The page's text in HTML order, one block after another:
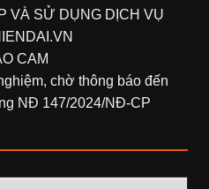
VÀ SỬ DỤNG DỊCH VỤ
CAM
chờ thông báo đến
NĐ 147/2024/NĐ-CP